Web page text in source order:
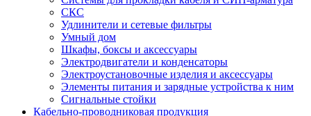
СКС
Удлинители и сетевые фильтры
Умный дом
Шкафы, боксы и аксессуары
Электродвигатели и конденсаторы
Электроустановочные изделия и аксессуары
Элементы питания и зарядные устройства к ним
Сигнальные стойки
Кабельно-проводниковая продукция